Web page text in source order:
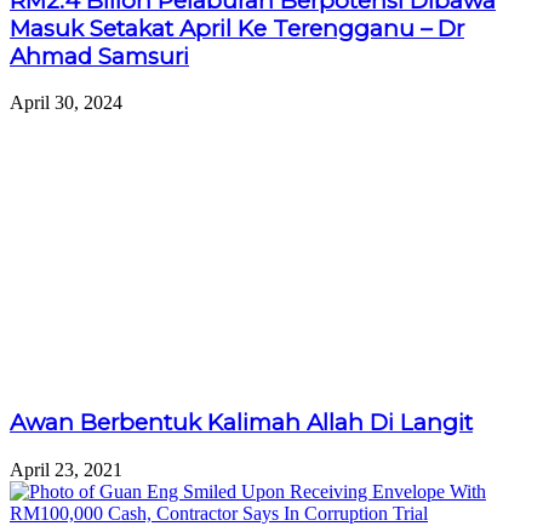
Masuk Setakat April Ke Terengganu – Dr
Ahmad Samsuri
April 30, 2024
Awan Berbentuk Kalimah Allah Di Langit
April 23, 2021